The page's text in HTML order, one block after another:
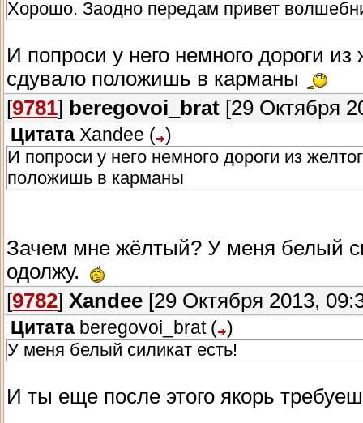
Хорошо. Заодно передам привет
И попроси у него немного дороги
сдувало положишь в карманы
[9781] beregovoi_brat [29 Октября
Цитата Xandee ( )
И попроси у него немного дороги из
положишь в карманы
Зачем мне жёлтый? У меня белый
одолжу.
[9782] Xandee [29 Октября 2013,
Цитата beregovoi_brat( )
У меня белый силикат есть!
И ты еще после этого якорь